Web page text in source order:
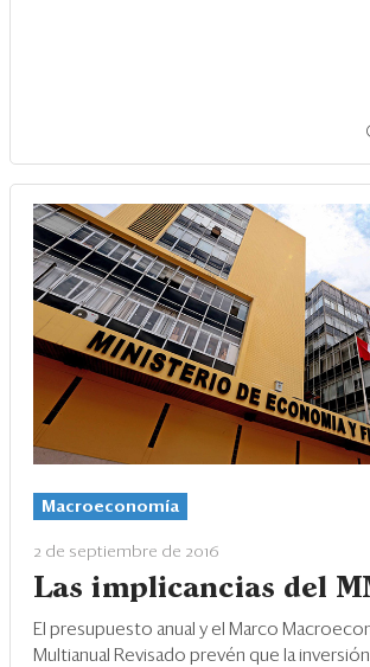
Macroeconomía
2 de septiembre de 2016
Las implicancias del
El presupuesto anual y el Marco
Multianual Revisado prevén que la